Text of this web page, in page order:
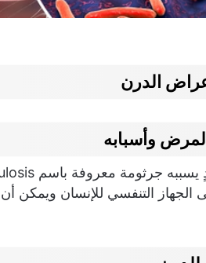
الدرن
وأسبابه
الجهاز التنفسي للإنسان